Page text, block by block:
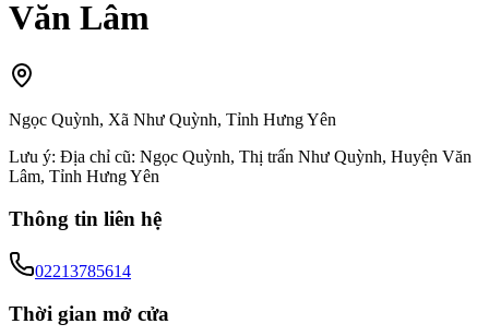
Văn Lâm
Ngọc Quỳnh, Xã Như Quỳnh, Tỉnh Hưng Yên
Lưu ý: Địa chỉ cũ: Ngọc Quỳnh, Thị trấn Như Quỳnh, Huyện Văn
Lâm, Tỉnh Hưng Yên
Thông tin liên hệ
02213785614
Thời gian mở cửa